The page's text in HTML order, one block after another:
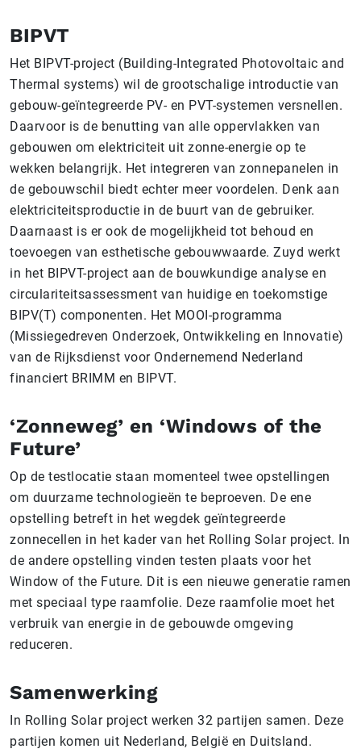
BIPVT
Het BIPVT-project (Building-Integrated Photovoltaic and
Thermal systems) wil de grootschalige introductie van
gebouw-geïntegreerde PV- en PVT-systemen versnellen.
Daarvoor is de benutting van alle oppervlakken van
gebouwen om elektriciteit uit zonne-energie op te
wekken belangrijk. Het integreren van zonnepanelen in
de gebouwschil biedt echter meer voordelen. Denk aan
elektriciteitsproductie in de buurt van de gebruiker.
Daarnaast is er ook de mogelijkheid tot behoud en
toevoegen van esthetische gebouwwaarde. Zuyd werkt
in het BIPVT-project aan de bouwkundige analyse en
circulariteitsassessment van huidige en toekomstige
BIPV(T) componenten. Het MOOI-programma
(Missiegedreven Onderzoek, Ontwikkeling en Innovatie)
van de Rijksdienst voor Ondernemend Nederland
financiert BRIMM en BIPVT.
‘Zonneweg’ en ‘Windows of the
Future’
Op de testlocatie staan momenteel twee opstellingen
om duurzame technologieën te beproeven. De ene
opstelling betreft in het wegdek geïntegreerde
zonnecellen in het kader van het Rolling Solar project. In
de andere opstelling vinden testen plaats voor het
Window of the Future. Dit is een nieuwe generatie ramen
met speciaal type raamfolie. Deze raamfolie moet het
verbruik van energie in de gebouwde omgeving
reduceren.
Samenwerking
In Rolling Solar project werken 32 partijen samen. Deze
partijen komen uit Nederland, België en Duitsland.